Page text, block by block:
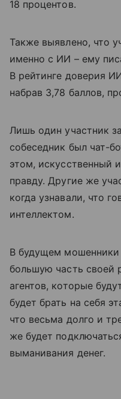
18 процентов.
Также выявлено, что
именно с ИИ – ему
В рейтинге доверия
набрав 3,78 баллов,
Лишь один участник
собеседник был чат-
этом, искусственный
правду. Другие же
когда узнавали, что
интеллектом.
В будущем мошенники
большую часть
агентов, которые
будет брать на себя
что весьма долго и
же будет
выманивания денег.